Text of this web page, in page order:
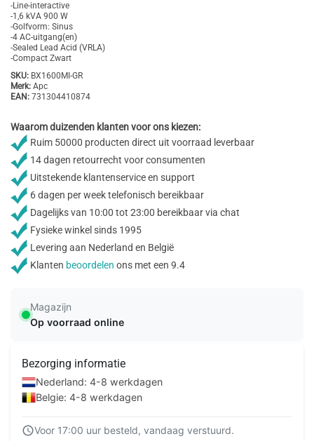
-Line-interactive
-1,6 kVA 900 W
-Golfvorm: Sinus
-4 AC-uitgang(en)
-Sealed Lead Acid (VRLA)
-Compact Zwart
SKU: BX1600MI-GR
Merk: Apc
EAN: 731304410874
Waarom duizenden klanten voor ons kiezen:
Ruim 50000 producten direct uit voorraad leverbaar
14 dagen retourrecht voor consumenten
Uitstekende klantenservice en support
6 dagen per week telefonisch bereikbaar
Dagelijks van 10:00 tot 23:00 bereikbaar via chat
Fysieke winkel sinds 1995
Levering aan Nederland en België
Klanten beoordelen ons met een 9.4
Magazijn
Op voorraad online
Bezorging informatie
Nederland: 4-8 werkdagen
Belgie: 4-8 werkdagen
Voor 17:00 uur besteld, vandaag verstuurd.